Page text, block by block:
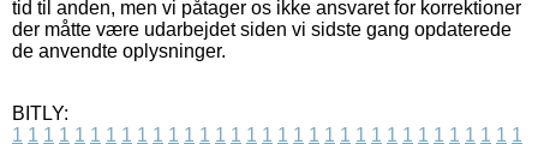
tid til anden, men vi påtager os ikke ansvaret for korrektioner
der måtte være udarbejdet siden vi sidste gang opdaterede
de anvendte oplysninger.
BITLY:
1 1 1 1 1 1 1 1 1 1 1 1 1 1 1 1 1 1 1 1 1 1 1 1 1 1 1 1 1 1 1 1 1